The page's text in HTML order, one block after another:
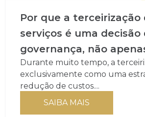
Por que a terceirização
serviços é uma decisão
governança, não
Durante muito tempo, a
exclusivamente como uma
redução de custos....
SAIBA MAIS